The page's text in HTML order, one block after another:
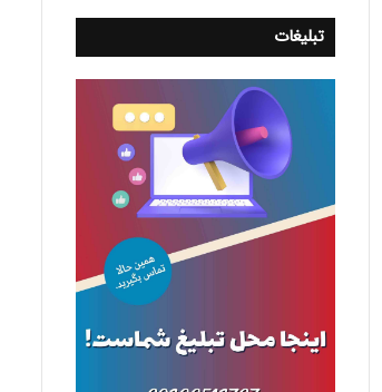
تبلیغات